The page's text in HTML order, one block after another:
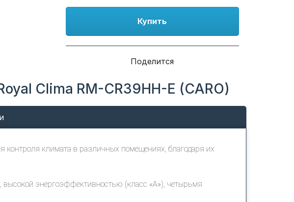
Купить
Поделится
Clima RM-CR39HH-E (CARO)
климата в различных помещениях, благодаря их
энергоэффективностью (класс «А»), четырьмя